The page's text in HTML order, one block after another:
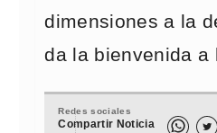
dimensiones a la
da la bienvenida a
Redes sociales
Compartir Noticia 